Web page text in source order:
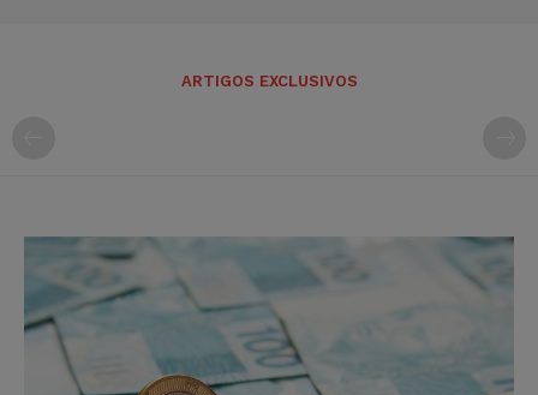
ARTIGOS EXCLUSIVOS